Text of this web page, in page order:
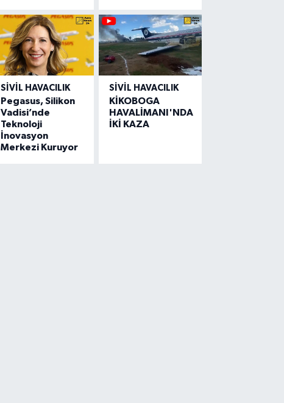
SIVIL HAVACILIK
Pegasus, Silikon
Vadisi’nde
Teknoloji
İnovasyon
Merkezi Kuruyor
SIVIL HAVACILIK
KİKOBOGA
HAVALİMANI'NDA
İKİ KAZA